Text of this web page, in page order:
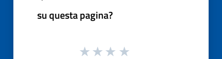
su questa pagina?